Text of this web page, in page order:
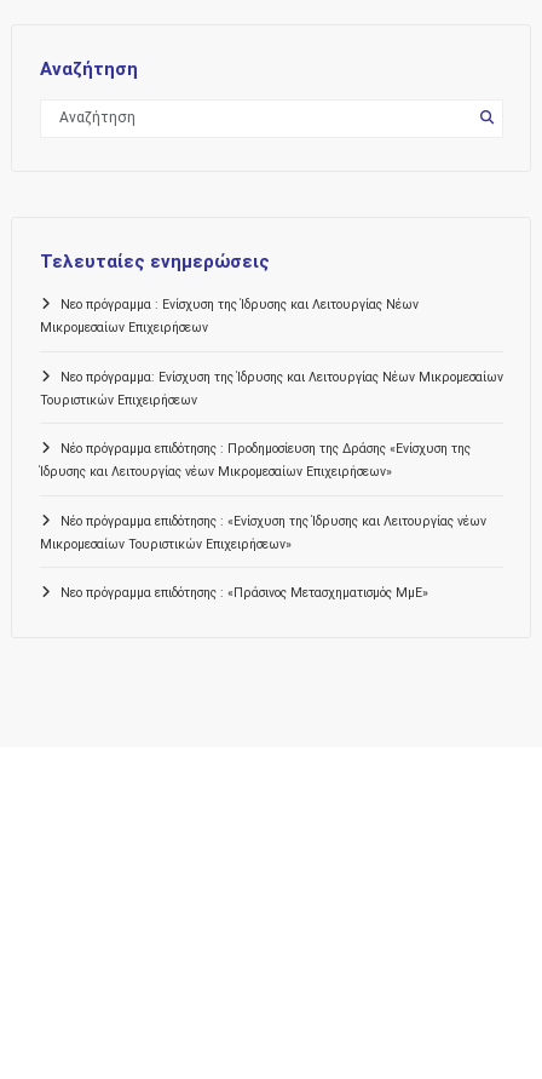
Αναζήτηση
Τελευταίες ενημερώσεις
Νεο πρόγραμμα : Ενίσχυση της Ίδρυσης και Λειτουργίας Νέων
Μικρομεσαίων Επιχειρήσεων
Νεο πρόγραμμα: Ενίσχυση της Ίδρυσης και Λειτουργίας Νέων Μικρομεσαίων
Τουριστικών Επιχειρήσεων
Νέο πρόγραμμα επιδότησης : Προδημοσίευση της Δράσης «Ενίσχυση της
Ίδρυσης και Λειτουργίας νέων Μικρομεσαίων Επιχειρήσεων»
Νέο πρόγραμμα επιδότησης : «Ενίσχυση της Ίδρυσης και Λειτουργίας νέων
Μικρομεσαίων Τουριστικών Επιχειρήσεων»
Νεο πρόγραμμα επιδότησης : «Πράσινος Μετασχηματισμός ΜμΕ»